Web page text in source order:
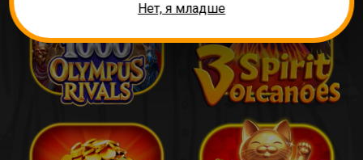
Нет, я младше